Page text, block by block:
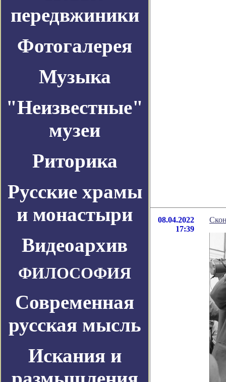
передвжиники
Фотогалерея
Музыка
"Неизвестные"
музеи
Риторика
Русские храмы
и монастыри
Видеоархив
ФИЛОСОФИЯ
Современная
русская мысль
Искания и
08.04.2022
17:39